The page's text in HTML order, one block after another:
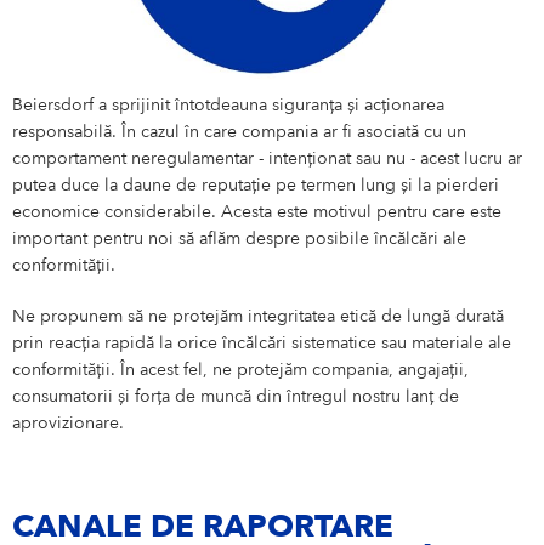
atrix
Beiersdorf a sprijinit întotdeauna siguranța și acționarea
responsabilă. În cazul în care compania ar fi asociată cu un
comportament neregulamentar - intenționat sau nu - acest lucru ar
putea duce la daune de reputație pe termen lung și la pierderi
economice considerabile. Acesta este motivul pentru care este
important pentru noi să aflăm despre posibile încălcări ale
conformității.
Ne propunem să ne protejăm integritatea etică de lungă durată
prin reacția rapidă la orice încălcări sistematice sau materiale ale
conformității. În acest fel, ne protejăm compania, angajații,
consumatorii și forța de muncă din întregul nostru lanț de
aprovizionare.
CANALE DE RAPORTARE